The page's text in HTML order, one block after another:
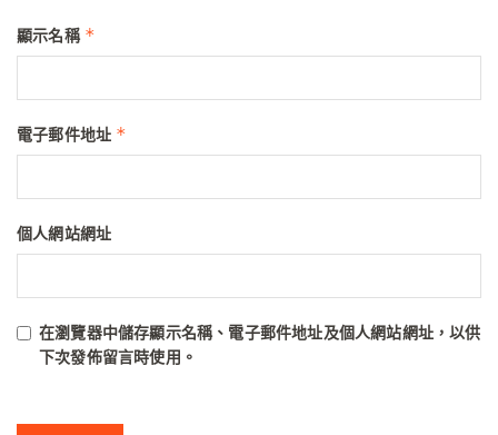
顯示名稱 *
電子郵件地址 *
個人網站網址
在瀏覽器中儲存顯示名稱、電子郵件地址及個人網站網址，以供
下次發佈留言時使用。